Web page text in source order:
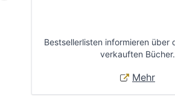
Bestsellerlisten informieren über
verkauften Bücher.
Mehr